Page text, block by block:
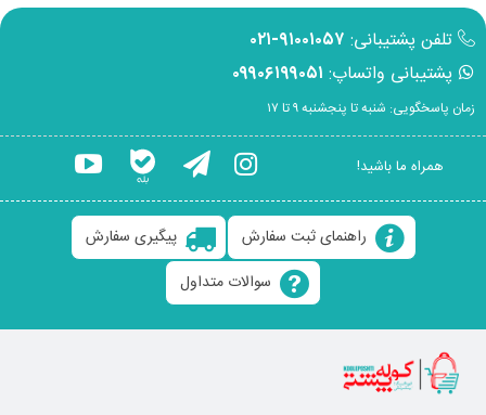
تلفن پشتیبانی: ۹۱۰۰۱۰۵۷-۰۲۱
پشتیبانی واتساپ: ۰۹۹۰۶۱۹۹۰۵۱
زمان پاسخگویی: شنبه تا پنجشنبه ۹ تا ۱۷
همراه ما باشید!
راهنمای ثبت سفارش
پیگیری سفارش
سوالات متداول